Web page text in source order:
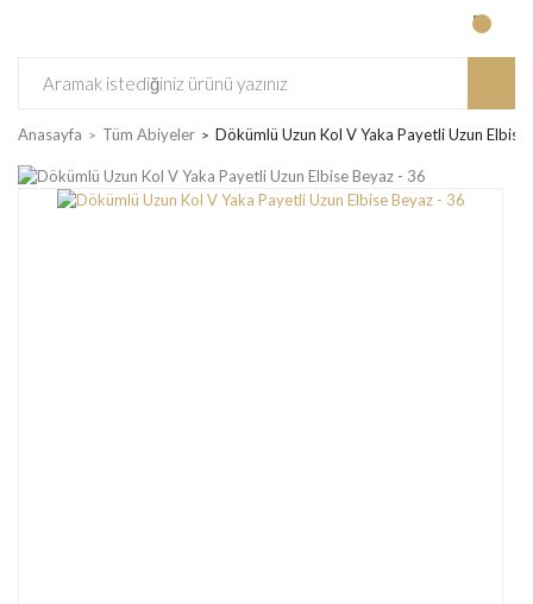
Anasayfa Tüm Abiyeler Dökümlü Uzun Kol V Yaka Payetli Uzun Elbise